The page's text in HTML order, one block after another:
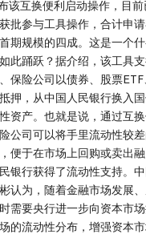
该互换便利启动操作，目前
批参与工具操作，合计申
期规模的四成。这是一个
此踊跃？据介绍，该工具
保险公司以债券、股票
押，从中国人民银行换入
资产。也就是说，通过互换
公司可以将手里流动性较
便于在市场上回购或卖出
银行获得了流动性支持。
认为，随着金融市场发展
需要央行进一步向资本市
的流动性分布，增强资本市